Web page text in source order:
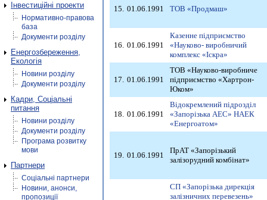
Інвестиційні проекти
Нормативно-правова
база
Документи розділу
Енергозбереження,
Екологія
Новини розділу
Документи розділу
Кадри, Соціальні
питання
Новини розділу
Документи розділу
Програма розвитку
мови
Партнери
Соціальні партнери
Новини, анонси,
пропозиції
15. 01.06.1991 ТОВ «Продмаш»
16. 01.06.1991
Казенне підприємство
«Науково- виробничий
комплекс «Іскра»
17. 01.06.1991
ТОВ «Науково-виробниче
підприємство «Хартрон-
Юком»
18. 01.06.1991
Відокремлений підрозділ
«Запорізька АЕС» НАЕК
«Енергоатом»
19. 01.06.1991
ПрАТ «Запорізький
залізорудний комбінат»
СП «Запорізька дирекція
залізничних перевезень»